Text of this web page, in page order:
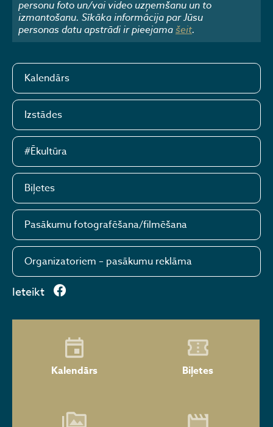
personu foto un/vai video uzņemšanu un to
izmantošanu. Sīkāka informācija par Jūsu
personas datu apstrādi ir pieejamašeit.
Kalendārs
Izstādes
#Ēkultūra
Biļetes
Pasākumu fotografēšana/filmēšana
Organizatoriem – pasākumu reklāma
Ieteikt
Kalendārs Biļetes